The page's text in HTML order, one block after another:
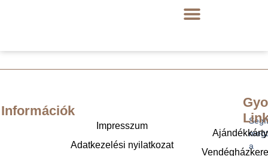
a
Információk
Impresszum
Adatkezelési nyilatkozat